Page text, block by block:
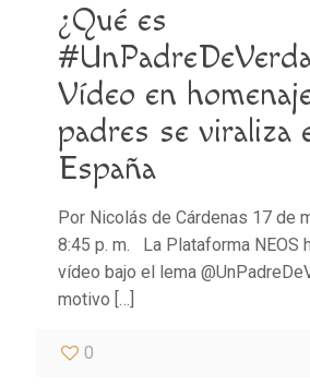
¿Qué es
Vídeo en
padres se viraliza
España
Por Nicolás de Cárdenas 17 de
8:45 p. m. La Plataforma NEOS
vídeo bajo el lema
motivo […]
0